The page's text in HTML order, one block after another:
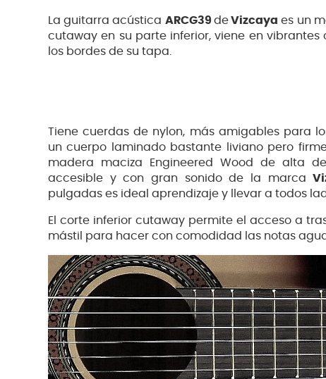
La guitarra acústica ARCG39 deVizcaya es un
cutaway en su parte inferior, viene en vibrantes
los bordes de su tapa.
Tiene cuerdas de nylon, más amigables para
un cuerpo laminado bastante liviano pero
madera maciza Engineered Wood de alta
accesible y con gran sonido de la marca
pulgadas es ideal aprendizaje y llevar a todos
El corte inferior cutaway permite el acceso a
mástil para hacer con comodidad las notas